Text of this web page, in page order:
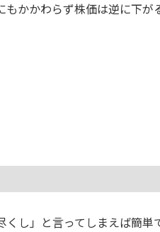
もかかわらず株価は逆に下が
くし」と言ってしまえば簡